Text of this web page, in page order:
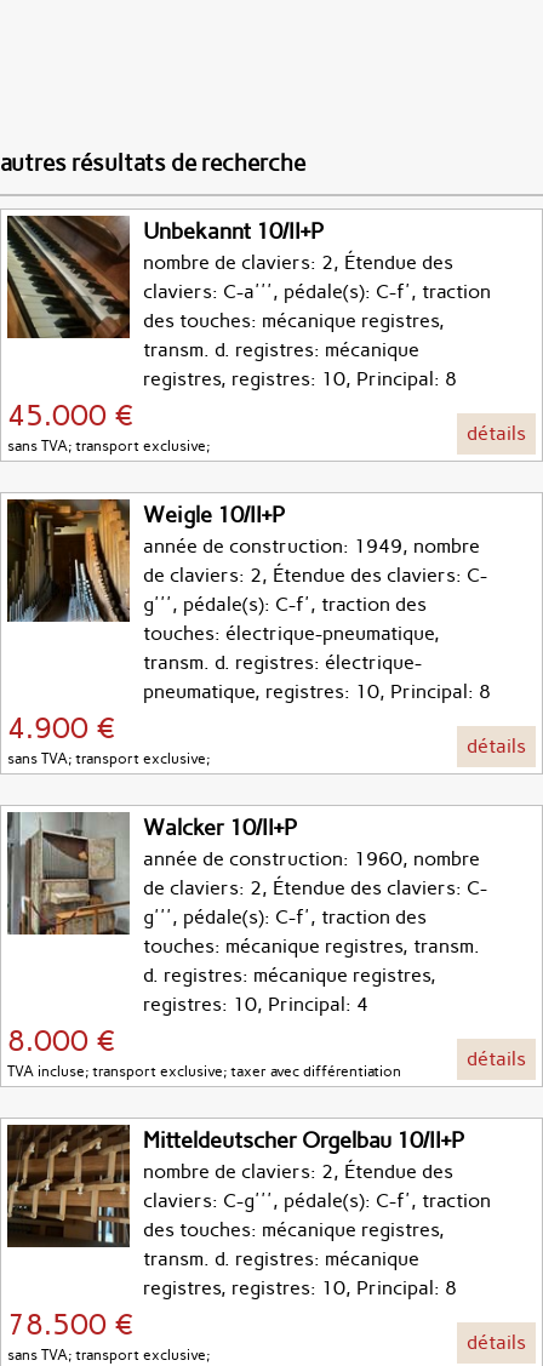
autres résultats de recherche
Unbekannt 10/II+P
nombre de claviers: 2, Étendue des
claviers: C-a''', pédale(s): C-f', traction
des touches: mécanique registres,
transm. d. registres: mécanique
registres, registres: 10, Principal: 8
45.000 €
sans TVA; transport exclusive;
détails
Weigle 10/II+P
année de construction: 1949, nombre
de claviers: 2, Étendue des claviers: C-
g''', pédale(s): C-f', traction des
touches: électrique-pneumatique,
transm. d. registres: électrique-
pneumatique, registres: 10, Principal: 8
4.900 €
sans TVA; transport exclusive;
détails
Walcker 10/II+P
année de construction: 1960, nombre
de claviers: 2, Étendue des claviers: C-
g''', pédale(s): C-f', traction des
touches: mécanique registres, transm.
d. registres: mécanique registres,
registres: 10, Principal: 4
8.000 €
TVA incluse; transport exclusive; taxer avec différentiation
détails
Mitteldeutscher Orgelbau 10/II+P
nombre de claviers: 2, Étendue des
claviers: C-g''', pédale(s): C-f', traction
des touches: mécanique registres,
transm. d. registres: mécanique
registres, registres: 10, Principal: 8
78.500 €
sans TVA; transport exclusive;
détails